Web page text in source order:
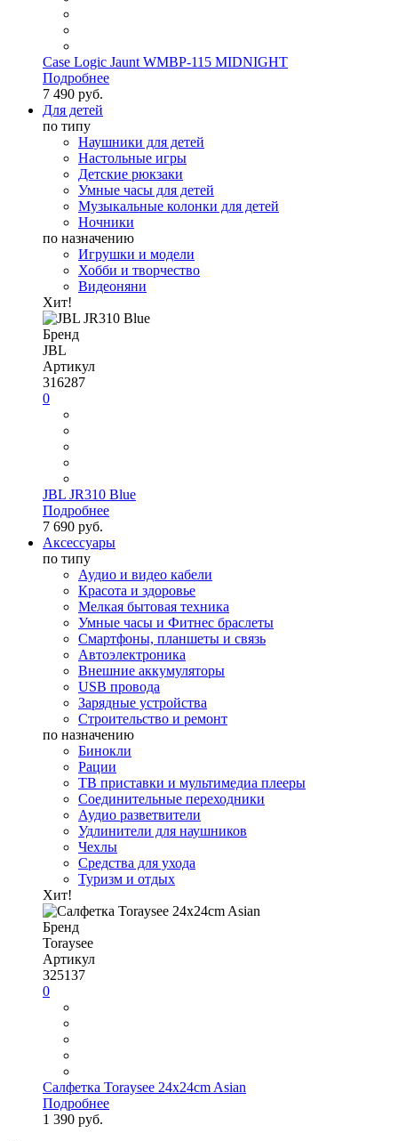
Case Logic Jaunt WMBP-115 MIDNIGHT
Подробнее
7 490 руб.
Для детей
по типу
Наушники для детей
Настольные игры
Детские рюкзаки
Умные часы для детей
Музыкальные колонки для детей
Ночники
по назначению
Игрушки и модели
Хобби и творчество
Видеоняни
Хит!
Бренд
JBL
Артикул
316287
0
JBL JR310 Blue
Подробнее
7 690 руб.
Аксессуары
по типу
Аудио и видео кабели
Красота и здоровье
Мелкая бытовая техника
Умные часы и Фитнес браслеты
Смартфоны, планшеты и связь
Автоэлектроника
Внешние аккумуляторы
USB провода
Зарядные устройства
Строительство и ремонт
по назначению
Бинокли
Рации
ТВ приставки и мультимедиа плееры
Соединительные переходники
Аудио разветвители
Удлинители для наушников
Чехлы
Средства для ухода
Туризм и отдых
Хит!
Бренд
Toraysee
Артикул
325137
0
Салфетка Toraysee 24x24cm Asian
Подробнее
1 390 руб.